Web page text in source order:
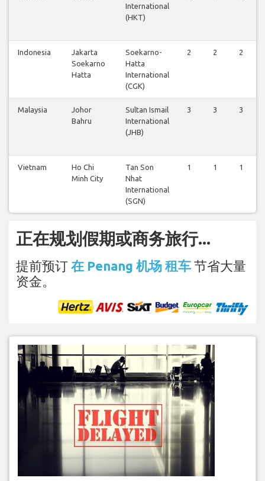
International
(HKT)
Indonesia
Jakarta
Soekarno
Hatta
Soekarno-
Hatta
International
(CGK)
2 2 2
Malaysia
Johor
Bahru
Sultan Ismail
International
(JHB)
3 3 3
Vietnam
Ho Chi
Minh City
Tan Son
Nhat
International
(SGN)
1 1 1
正在规划假期或商务旅行...
提前预订 在 Penang 机场 租车 节省大量
资金。